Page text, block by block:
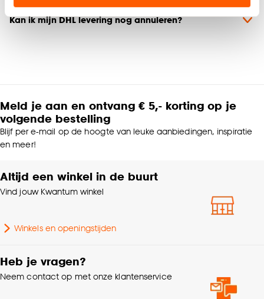
Klik op ‘Ja, alles toestaan’ om gebruik te maken
Goed om te weten is dat je deze keuze altijd nog
kan aanpassen, bekijk hiervoor onze
Kan ik mijn DHL levering nog annuleren?
Meld je aan en ontvang € 5,- korting op je
volgende bestelling
Blijf per e-mail op de hoogte van leuke aanbiedingen, inspiratie
en meer!
Altijd een winkel in de buurt
Vind jouw Kwantum winkel
Winkels en openingstijden
Heb je vragen?
Neem contact op met onze klantenservice